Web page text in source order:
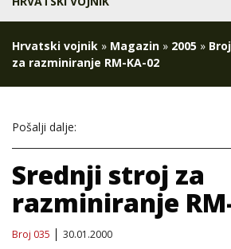
Hrvatski vojnik » Magazin » 2005 »
za razminiranje RM-KA-02
Pošalji dalje:
Srednji stroj za
razminiranje
Broj 035 30.01.2000